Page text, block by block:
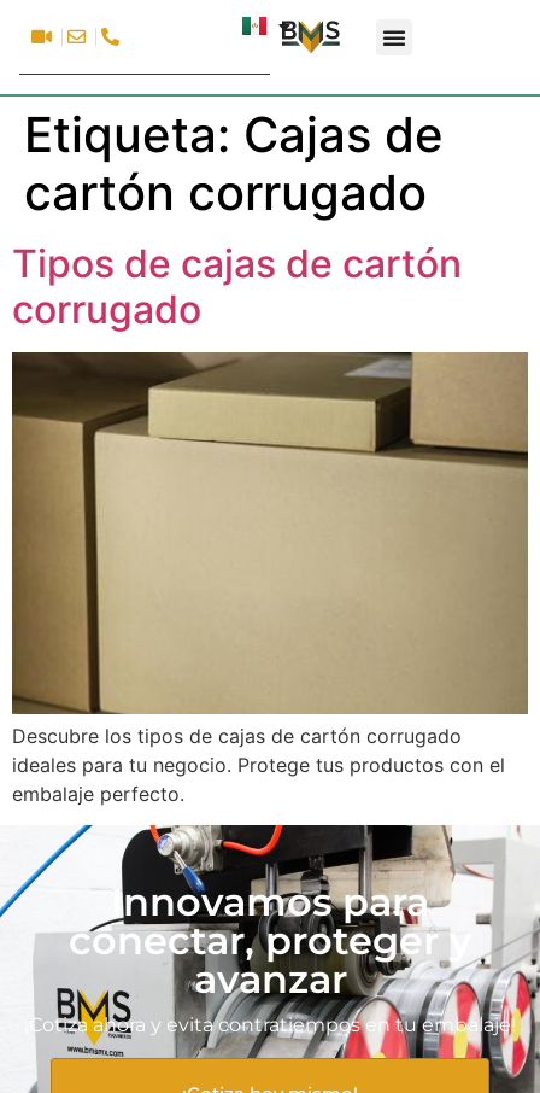
Etiqueta: Cajas de
cartón corrugado
Tipos de cajas de cartón
corrugado
Descubre los tipos de cajas de cartón corrugado
ideales para tu negocio. Protege tus productos con el
embalaje perfecto.
Innovamos para
conectar, proteger y
avanzar
¡Cotiza ahora y evita contratiempos en tu embalaje!